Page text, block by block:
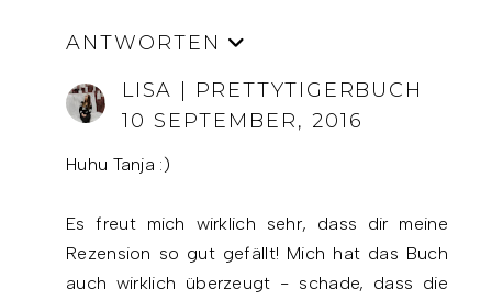
ANTWORTEN
LISA | PRETTYTIGERBUCH
10 SEPTEMBER, 2016
Huhu Tanja :)
Es freut mich wirklich sehr, dass dir meine
Rezension so gut gefällt! Mich hat das Buch
auch wirklich überzeugt - schade, dass die